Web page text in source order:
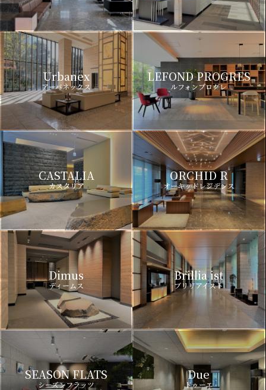
Urbanex
アーバネックス
LEFOND PROGRES
ルフォンプログレ
CASTALIA
カスタリア
ORCHID R
オーキッドレジデンス
Dimus
ディームス
Brillia ist
ブリリアイスト
SEASON FLATS
シーズンフラッツ
Due
ドゥーエ